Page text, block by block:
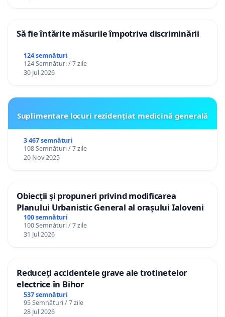
Să fie întărite măsurile împotriva discriminării
124 semnături
124 Semnături / 7 zile
30 Jul 2026
Suplimentare locuri rezidențiat medicină generală
3 467 semnături
108 Semnături / 7 zile
20 Nov 2025
Obiecții și propuneri privind modificarea
Planului Urbanistic General al orașului Ialoveni
100 semnături
100 Semnături / 7 zile
31 Jul 2026
Reduceți accidentele grave ale trotinetelor
electrice în Bihor
537 semnături
95 Semnături / 7 zile
28 Jul 2026